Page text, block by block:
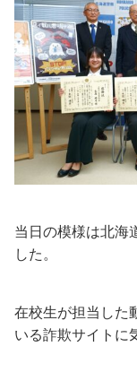
当日の模様は北海
した。
在校生が担当した
いる詐欺サイトに